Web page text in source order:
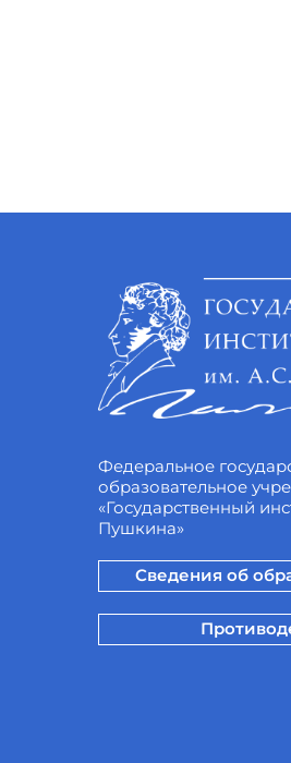
Федеральное
образовательное
«Государственный
Пушкина»
Сведения об